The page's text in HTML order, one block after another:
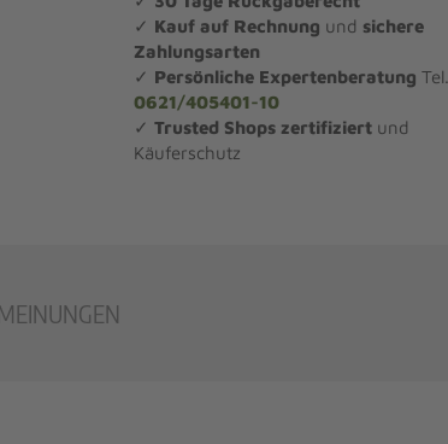
✓ Kauf auf Rechnung und sichere
Zahlungsarten
✓ Persönliche Expertenberatung Tel.
0621/405401-10
✓ Trusted Shops zertifiziertund
Käuferschutz